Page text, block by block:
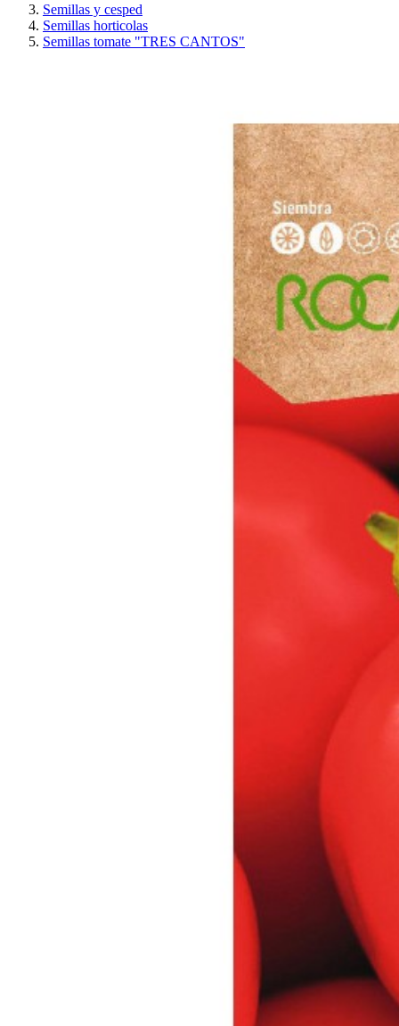
Semillas y cesped
Semillas horticolas
Semillas tomate "TRES CANTOS"